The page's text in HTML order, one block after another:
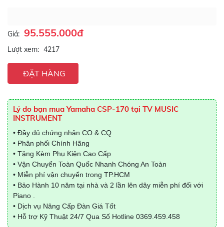
Giá: 95.555.000đ
Lượt xem: 4217
ĐẶT HÀNG
Lý do bạn mua Yamaha CSP-170 tại TV MUSIC
INSTRUMENT
• Đầy đủ chứng nhận CO & CQ
• Phân phối Chính Hãng
• Tặng Kèm Phụ Kiện Cao Cấp
• Vận Chuyển Toàn Quốc Nhanh Chóng An Toàn
• Miễn phí vận chuyển trong TP.HCM
• Bảo Hành 10 năm tại nhà và 2 lần lên dây miễn phí đối với
Piano .
• Dịch vụ Nâng Cấp Đàn Giá Tốt
• Hỗ trợ Kỹ Thuật 24/7 Qua Số Hotline 0369.459.458